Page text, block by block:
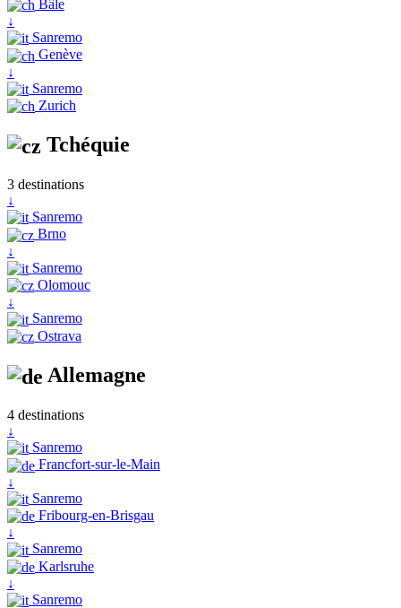
Bâle
↓
Sanremo
Genève
↓
Sanremo
Zurich
Tchéquie
3 destinations
↓
Sanremo
Brno
↓
Sanremo
Olomouc
↓
Sanremo
Ostrava
Allemagne
4 destinations
↓
Sanremo
Francfort-sur-le-Main
↓
Sanremo
Fribourg-en-Brisgau
↓
Sanremo
Karlsruhe
↓
Sanremo